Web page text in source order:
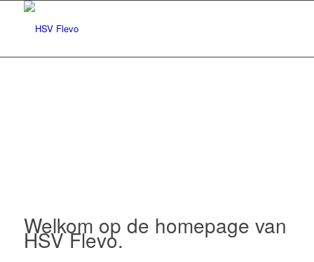
Welkom op de homepage van
HSV Flevo.